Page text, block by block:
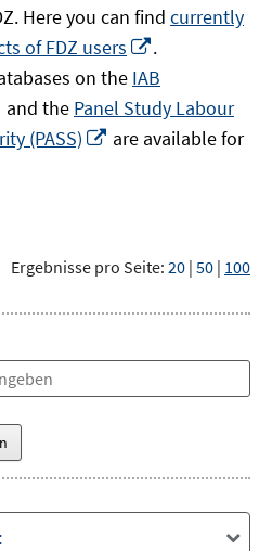
Here you can find currently
of FDZ users
neuem
Fenster
öffnen
.
on the IAB
In
neuem
Fenster
and the Panel Study Labour
(PASS)
In
are available for
Ergebnisse pro Seite: 20 | 50 | 100